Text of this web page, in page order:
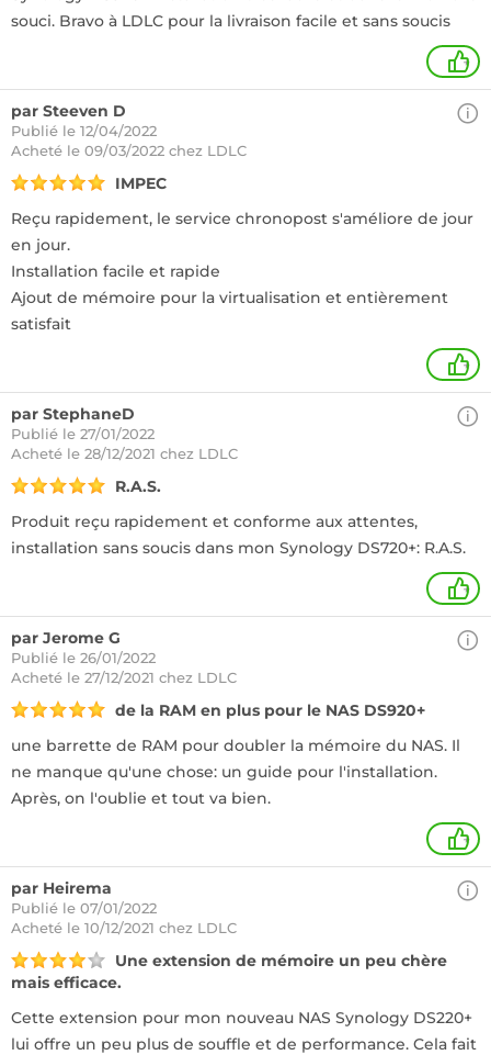
souci. Bravo à LDLC pour la livraison facile et sans soucis
+
par Steeven D
Publié le 12/04/2022
Acheté le 09/03/2022 chez LDLC
IMPEC
Reçu rapidement, le service chronopost s'améliore de jour
en jour.
Installation facile et rapide
Ajout de mémoire pour la virtualisation et entièrement
satisfait
+
par StephaneD
Publié le 27/01/2022
Acheté le 28/12/2021 chez LDLC
R.A.S.
Produit reçu rapidement et conforme aux attentes,
installation sans soucis dans mon Synology DS720+: R.A.S.
+
par Jerome G
Publié le 26/01/2022
Acheté le 27/12/2021 chez LDLC
de la RAM en plus pour le NAS DS920+
une barrette de RAM pour doubler la mémoire du NAS. Il
ne manque qu'une chose: un guide pour l'installation.
Après, on l'oublie et tout va bien.
+
par Heirema
Publié le 07/01/2022
Acheté le 10/12/2021 chez LDLC
Une extension de mémoire un peu chère
mais efficace.
Cette extension pour mon nouveau NAS Synology DS220+
lui offre un peu plus de souffle et de performance. Cela fait